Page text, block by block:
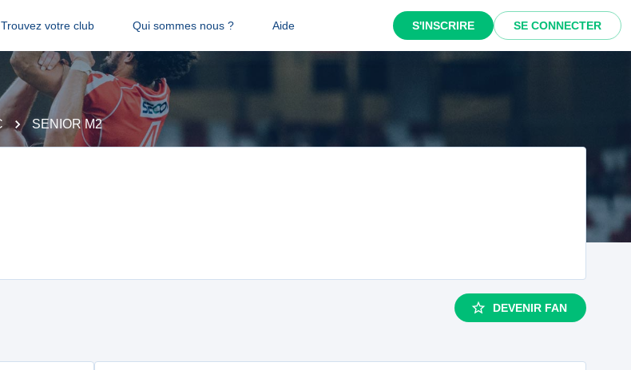
Trouvez votre club Qui sommes nous ? Aide S'INSCRIRE SE CONNECTER
SENIOR M2
DEVENIR FAN